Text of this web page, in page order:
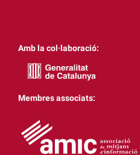
Amb la col·laboració:
Membres associats: